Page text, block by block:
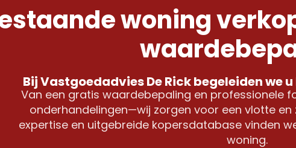
woning
Bij Vastgoedadvies De Rick begeleiden we
Van een gratis waardebepaling en professionele
onderhandelingen—wij zorgen voor een vlotte en
expertise en uitgebreide kopersdatabase vinden
woning.